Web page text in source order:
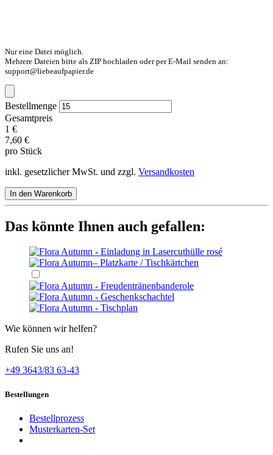
Nur eine Datei möglich.
Mehrere Dateien bitte als ZIP hochladen oder per E-Mail senden an:
support@liebeaufpapier.de
Bestellmenge
Gesamtpreis
1 €
7,60 €
pro Stück
inkl. gesetzlicher MwSt. und zzgl. Versandkosten
In den Warenkorb
Das könnte Ihnen auch gefallen:
Wie können wir helfen?
Rufen Sie uns an!
+49 3643/83 63-43
Bestellungen
Bestellprozess
Musterkarten-Set